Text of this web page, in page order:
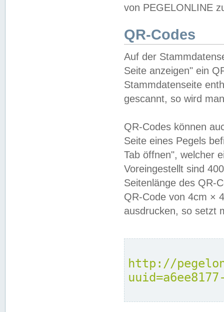
von PEGELONLINE
QR-Codes
Auf der
Seite anzeigen" ein
Stammdatenseite
gescannt, so wird
QR-Codes können
Seite eines Pegels
Tab öffnen", welcher
Voreingestellt sind
Seitenlänge des QR-
QR-Code von 4cm ×
ausdrucken, so setzt
http://